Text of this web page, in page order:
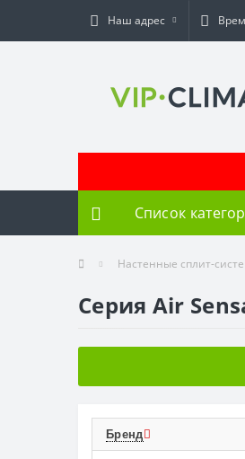
Наш адрес
Список
Настенные сплит-
Серия Air
Бренд